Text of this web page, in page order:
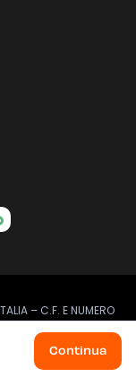
Continua
– C.F. E NUMERO
– CAPITALE